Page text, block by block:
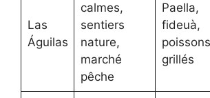
Las
Águilas
calmes,
sentiers
nature,
marché
pêche
Paella,
fideuà,
poissons
grillés